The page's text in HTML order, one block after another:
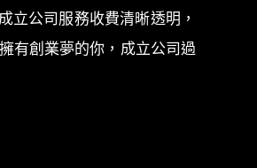
立公司服務收費清晰透明，
有創業夢的你，成立公司過